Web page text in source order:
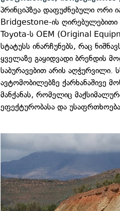
პრინციპზეა დაფუძნებული ორი
Bridgestone-ის
Toyota-ს OEM (Original
სტატუსს ინარჩუნებს, რაც
ყველაზე გაყიდვადი ბრენდის
საბურავებით არის აღჭურვილი.
ავტომობილებზე ქარხანაშივე
მანქანას, რომელიც
ეფექტურობასა და